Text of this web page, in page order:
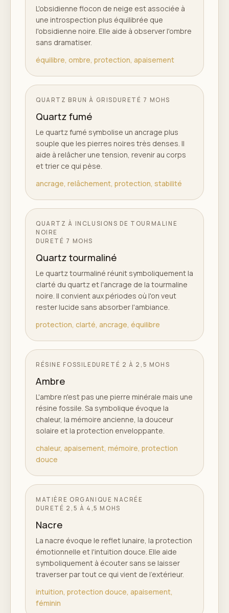
L'obsidienne flocon de neige est associée à
une introspection plus équilibrée que
l'obsidienne noire. Elle aide à observer l'ombre
sans dramatiser.
équilibre, ombre, protection, apaisement
QUARTZ BRUN À GRIS DURETÉ 7 MOHS
Quartz fumé
Le quartz fumé symbolise un ancrage plus
souple que les pierres noires très denses. Il
aide à relâcher une tension, revenir au corps
et trier ce qui pèse.
ancrage, relâchement, protection, stabilité
QUARTZ À INCLUSIONS DE TOURMALINE
NOIRE
DURETÉ 7 MOHS
Quartz tourmaliné
Le quartz tourmaliné réunit symboliquement la
clarté du quartz et l'ancrage de la tourmaline
noire. Il convient aux périodes où l'on veut
rester lucide sans absorber l'ambiance.
protection, clarté, ancrage, équilibre
RÉSINE FOSSILE DURETÉ 2 À 2,5 MOHS
Ambre
L'ambre n'est pas une pierre minérale mais une
résine fossile. Sa symbolique évoque la
chaleur, la mémoire ancienne, la douceur
solaire et la protection enveloppante.
chaleur, apaisement, mémoire, protection
douce
MATIÈRE ORGANIQUE NACRÉE
DURETÉ 2,5 À 4,5 MOHS
Nacre
La nacre évoque le reflet lunaire, la protection
émotionnelle et l'intuition douce. Elle aide
symboliquement à écouter sans se laisser
traverser par tout ce qui vient de l'extérieur.
intuition, protection douce, apaisement,
féminin